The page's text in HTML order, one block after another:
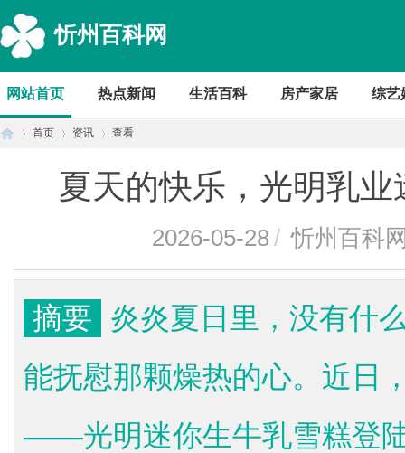
忻州百科网
网站首页 热点新闻 生活百科 房产家居 综艺
首页 资讯 查看
夏天的快乐，光明乳
2026-05-28/ 忻州百科
摘要
炎炎夏日里，没有什
能抚慰那颗燥热的心。近日
——光明迷你生牛乳雪糕登